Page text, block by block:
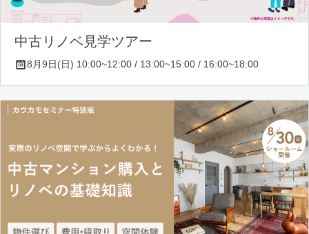
中古リノベ見学ツアー
8月9日(日) 10:00~12:00 / 13:00~15:00 / 16:00~18:00